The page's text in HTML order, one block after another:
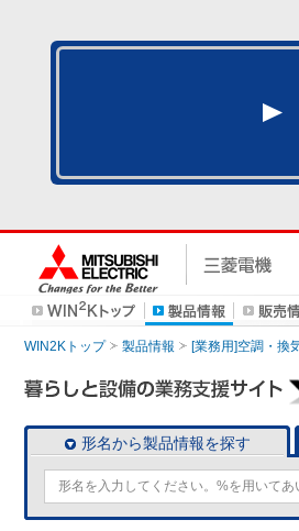
WIN2Kトップ 製品情報 [業務用]空調・換
形名から製品情報を探す